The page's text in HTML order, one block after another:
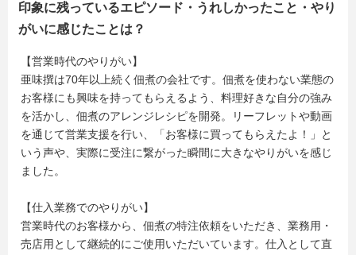
印象に残っているエピソード・うれしかったこと・やり
がいに感じたことは？
【営業時代のやりがい】
亜味撰は70年以上続く佃煮の会社です。佃煮を使わない業態の
お客様にも興味を持ってもらえるよう、料理好きな自分の強み
を活かし、佃煮のアレンジレシピを開発。リーフレットや動画
を通じて営業支援を行い、「お客様に買ってもらえたよ！」と
いう声や、実際に受注に繋がった瞬間に大きなやりがいを感じ
ました。
【仕入業務でのやりがい】
営業時代のお客様から、佃煮の特注依頼をいただき、業務用・
売店用として継続的にご使用いただいています。仕入として直